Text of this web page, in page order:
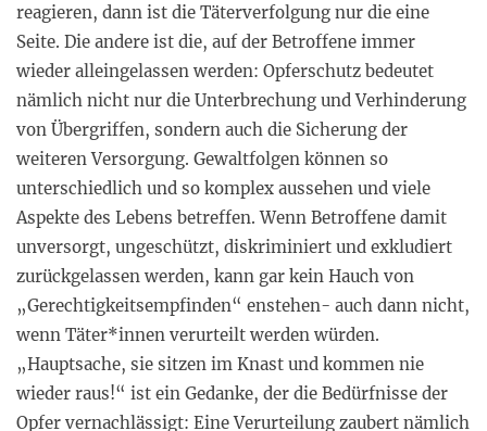
reagieren, dann ist die Täterverfolgung nur die eine
Seite. Die andere ist die, auf der Betroffene immer
wieder alleingelassen werden: Opferschutz bedeutet
nämlich nicht nur die Unterbrechung und Verhinderung
von Übergriffen, sondern auch die Sicherung der
weiteren Versorgung. Gewaltfolgen können so
unterschiedlich und so komplex aussehen und viele
Aspekte des Lebens betreffen. Wenn Betroffene damit
unversorgt, ungeschützt, diskriminiert und exkludiert
zurückgelassen werden, kann gar kein Hauch von
„Gerechtigkeitsempfinden“ enstehen- auch dann nicht,
wenn Täter*innen verurteilt werden würden.
„Hauptsache, sie sitzen im Knast und kommen nie
wieder raus!“ ist ein Gedanke, der die Bedürfnisse der
Opfer vernachlässigt: Eine Verurteilung zaubert nämlich